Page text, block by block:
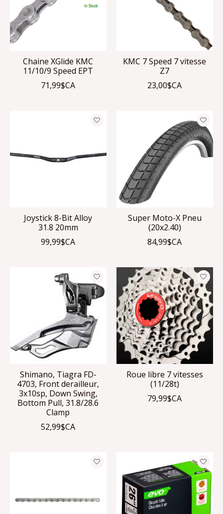
Chaine XGlide KMC
11/10/9 Speed EPT
71,99$CA
KMC 7 Speed 7 vitesse
Z7
23,00$CA
Joystick 8-Bit Alloy
31.8 20mm
99,99$CA
Super Moto-X Pneu
(20x2.40)
84,99$CA
Shimano, Tiagra FD-
4703, Front derailleur,
3x10sp, Down Swing,
Bottom Pull, 31.8/28.6
Clamp
52,99$CA
Roue libre 7 vitesses
(11/28t)
79,99$CA